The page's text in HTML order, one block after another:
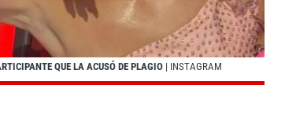
QUE LA ACUSÓ DE PLAGIO | INSTAGRAM